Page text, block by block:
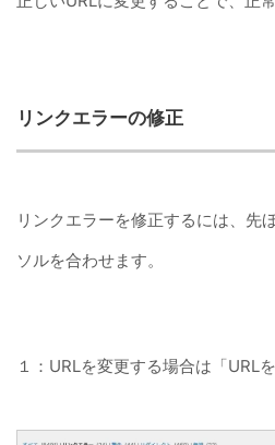
リンクエラーの修正
リンクエラーを修正するには、先
ソルを合わせます。
１：URLを変更する場合は「URL